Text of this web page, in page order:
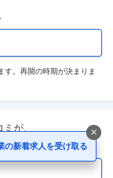
。再開の時期が決まりま
が、
べに
の新着求人を受け取る